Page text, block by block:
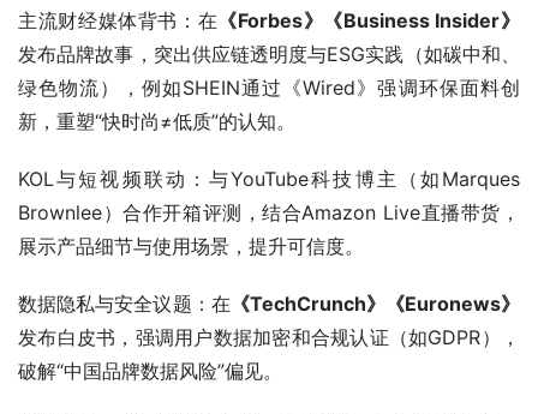
主流财经媒体背书：在 《Forbes》《Business Insider》
发布品牌故事，突出供应链透明度与ESG实践（如碳中和、
绿色物流），例如SHEIN通过《Wired》强调环保面料创
新，重塑“快时尚≠低质”的认知。
KOL与短视频联动：与YouTube科技博主（如Marques
Brownlee）合作开箱评测，结合Amazon Live直播带货，
展示产品细节与使用场景，提升可信度。
数据隐私与安全议题：在 《TechCrunch》《Euronews》
发布白皮书，强调用户数据加密和合规认证（如GDPR），
破解“中国品牌数据风险”偏见。